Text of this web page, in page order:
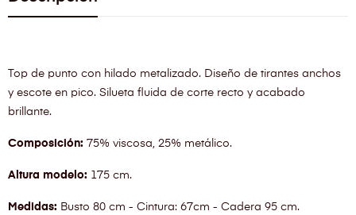
Top de punto con hilado metalizado. Diseño de tirantes anchos
y escote en pico. Silueta fluida de corte recto y acabado
brillante.
Composición: 75% viscosa, 25% metálico.
Altura modelo: 175 cm.
Medidas: Busto 80 cm - Cintura: 67cm - Cadera 95 cm.